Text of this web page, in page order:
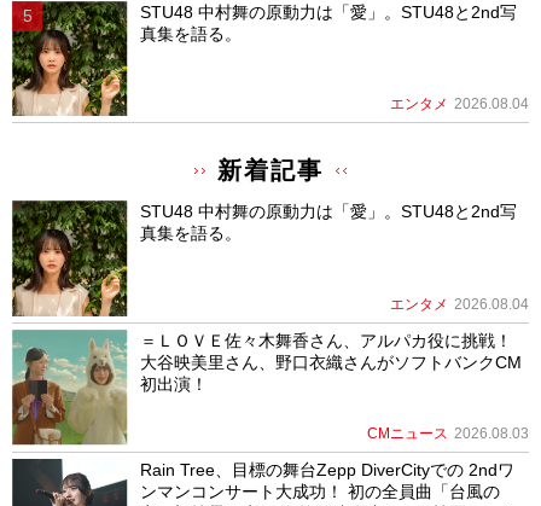
STU48 中村舞の原動力は「愛」。STU48と2nd写
真集を語る。
エンタメ 2026.08.04
新着記事
STU48 中村舞の原動力は「愛」。STU48と2nd写
真集を語る。
エンタメ 2026.08.04
＝ＬＯＶＥ佐々木舞香さん、アルパカ役に挑戦！
大谷映美里さん、野口衣織さんがソフトバンクCM
初出演！
CMニュース 2026.08.03
Rain Tree、目標の舞台Zepp DiverCityでの 2ndワ
ンマンコンサート大成功！ 初の全員曲「台風の